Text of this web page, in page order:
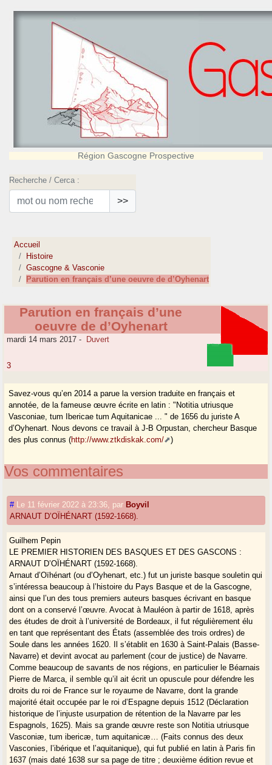
Région Gascogne Prospective
Recherche / Cerca :
>>
Accueil
Histoire
Gascogne & Vasconie
Parution en français d’une oeuvre de d’Oyhenart
Parution en français d’une
oeuvre de d’Oyhenart
mardi 14 mars 2017 - Duvert
3
Savez-vous qu’en 2014 a parue la version traduite en français et
annotée, de la fameuse œuvre écrite en latin : "Notitia utriusque
Vasconiae, tum Ibericae tum Aquitanicae ... " de 1656 du juriste A
d’Oyhenart. Nous devons ce travail à J-B Orpustan, chercheur Basque
des plus connus (http://www.ztkdiskak.com/ )
Vos commentaires
# Le 11 février 2022 à 23:36 par Boyvil
ARNAUT D’OÏHÉNART (1592-1668).
Guilhem Pepin
LE PREMIER HISTORIEN DES BASQUES ET DES GASCONS :
ARNAUT D’OÏHÉNART (1592-1668).
Arnaut d’Oïhénart (ou d’Oyhenart, etc.) fut un juriste basque souletin qui
s’intéressa beaucoup à l’histoire du Pays Basque et de la Gascogne,
ainsi que l’un des tous premiers auteurs basques écrivant en basque
dont on a conservé l’œuvre. Avocat à Mauléon à partir de 1618, après
des études de droit à l’université de Bordeaux, il fut régulièrement élu
en tant que représentant des États (assemblée des trois ordres) de
Soule dans les années 1620. Il s’établit en 1630 à Saint-Palais (Basse-
Navarre) et devint avocat au parlement (cour de justice) de Navarre.
Comme beaucoup de savants de nos régions, en particulier le Béarnais
Pierre de Marca, il semble qu’il ait écrit un opuscule pour défendre les
droits du roi de France sur le royaume de Navarre, dont la grande
majorité était occupée par le roi d’Espagne depuis 1512 (Déclaration
historique de l’injuste usurpation de rétention de la Navarre par les
Espagnols, 1625). Mais sa grande œuvre reste son Notitia utriusque
Vasconiæ, tum ibericæ, tum aquitanicæ… (Faits connus des deux
Vasconies, l’ibérique et l’aquitanique), qui fut publié en latin à Paris fin
1637 (mais daté 1638 sur sa page de titre ; deuxième édition revue et